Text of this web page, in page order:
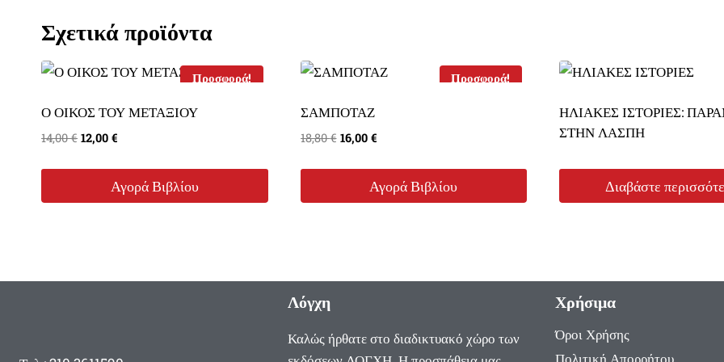
Σχετικά προϊόντα
Προσφορά!
Ο ΟΙΚΟΣ ΤΟΥ ΜΕΤΑΞΙΟΥ
14,00€ Original
14,00 €.
12,00 €
είναι:
Αγορά Βιβλίου
Προσφορά!
ΣΑΜΠΟΤΑΖ
18,80€ Original
18,80 €.
16,00 €Η
είναι:
Αγορά Βιβλίου
ΗΛΙΑΚΕΣ ΙΣΤΟΡΙΕΣ:
ΣΤΗΝ ΛΑΣΠΗ
Διαβάστε
Λόγχη
Καλώς ήρθατε στο διαδικτυακό χώρο των
Χρήσιμα
Όροι Χρήσης